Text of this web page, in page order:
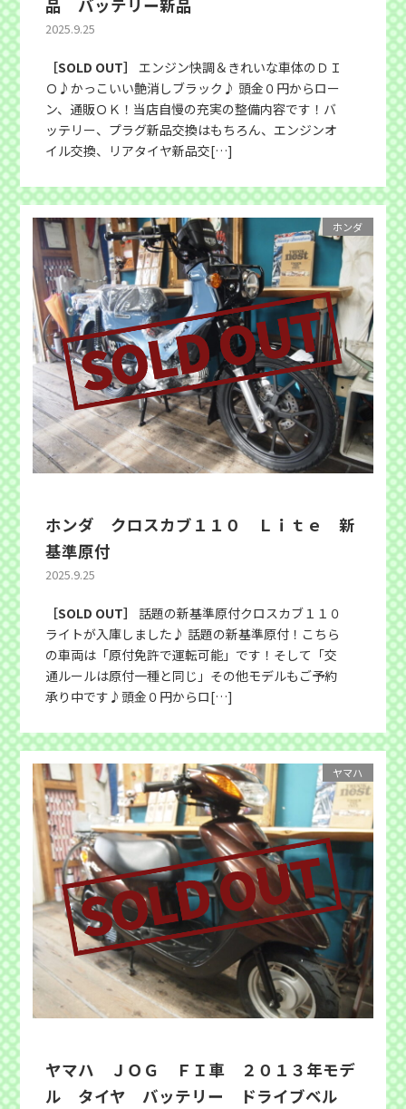
品 バッテリー新品
2025.9.25
［SOLD OUT］
エンジン快調＆きれいな車体のＤＩ
Ｏ♪かっこいい艶消しブラック♪ 頭金０円からロー
ン、通販ＯＫ！当店自慢の充実の整備内容です！バ
ッテリー、プラグ新品交換はもちろん、エンジンオ
イル交換、リアタイヤ新品交[…]
ホンダ
ホンダ クロスカブ１１０ Ｌｉｔｅ 新
基準原付
2025.9.25
［SOLD OUT］
話題の新基準原付クロスカブ１１０
ライトが入庫しました♪ 話題の新基準原付！こちら
の車両は「原付免許で運転可能」です！そして「交
通ルールは原付一種と同じ」その他モデルもご予約
承り中です♪頭金０円からロ[…]
ヤマハ
ヤマハ ＪＯＧ ＦＩ車 ２０１３年モデ
ル タイヤ バッテリー ドライブベル